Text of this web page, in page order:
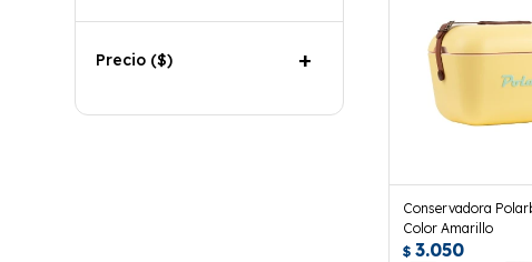
Conservadora
Color Amarillo
$ 3.050
Precio ($)